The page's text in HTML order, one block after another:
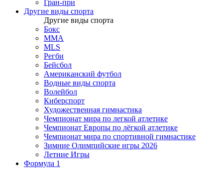
Гран-при
Другие виды спорта
Другие виды спорта
Бокс
MMA
MLS
Регби
Бейсбол
Американский футбол
Водные виды спорта
Волейбол
Киберспорт
Художественная гимнастика
Чемпионат мира по легкой атлетике
Чемпионат Европы по лёгкой атлетике
Чемпионат мира по спортивной гимнастике
Зимние Олимпийские игры 2026
Летние Игры
Формула 1